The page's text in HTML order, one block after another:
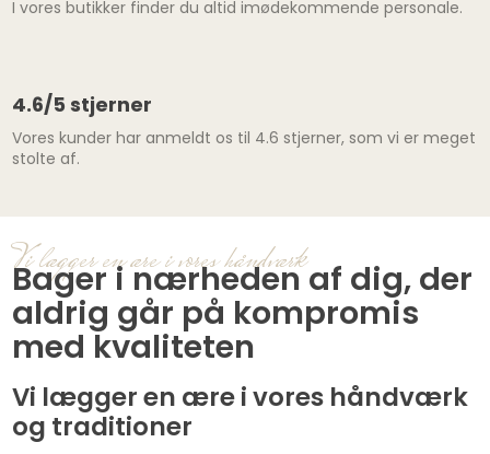
I vores butikker finder du altid imødekommende personale.
4.6/5 stjerner
Vores kunder har anmeldt os til 4.6 stjerner, som vi er meget
stolte af.
Vi lægger en ære i vores håndværk​
Bager i nærheden af dig, der
aldrig går på kompromis
med kvaliteten
Vi lægger en ære i vores håndværk
og traditioner